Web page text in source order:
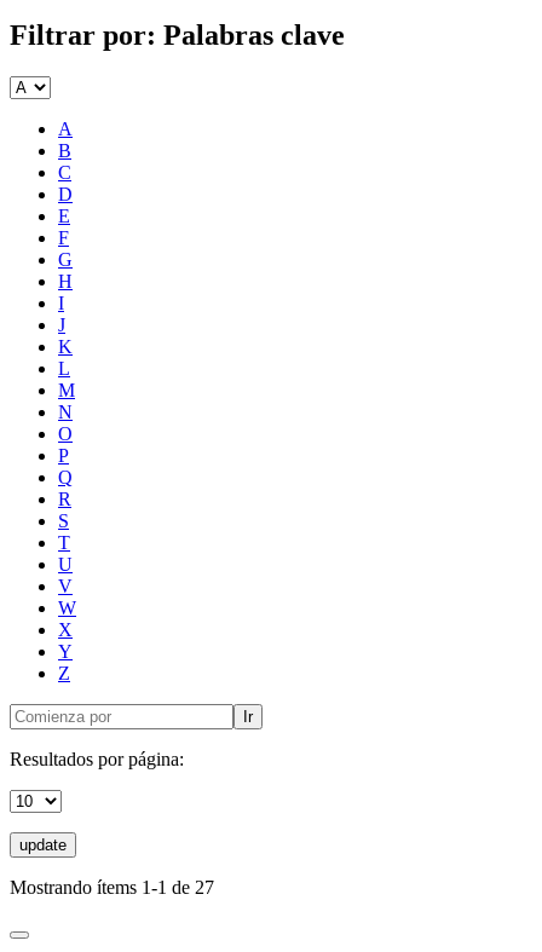
Filtrar por: Palabras clave
A
B
C
D
E
F
G
H
I
J
K
L
M
N
O
P
Q
R
S
T
U
V
W
X
Y
Z
Ir
Resultados por página:
update
Mostrando ítems 1-1 de 27